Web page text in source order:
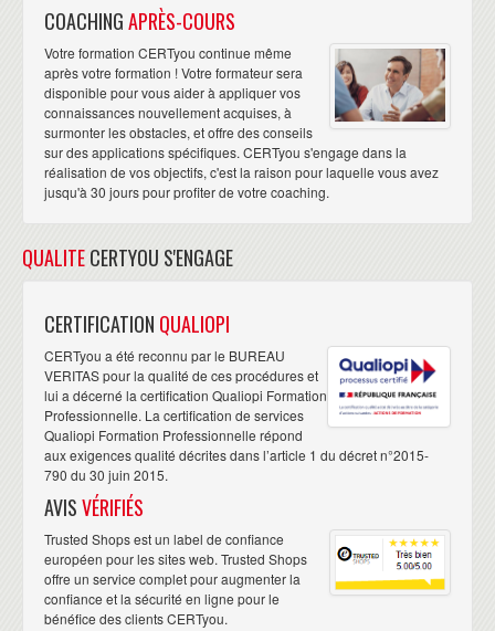
COACHINGAPRÈS-COURS
Votre formation CERTyou continue même
après votre formation ! Votre formateur sera
disponible pour vous aider à appliquer vos
connaissances nouvellement acquises, à
surmonter les obstacles, et offre des conseils
sur des applications spécifiques. CERTyou s'engage dans la
réalisation de vos objectifs, c'est la raison pour laquelle vous avez
jusqu'à 30 jours pour profiter de votre coaching.
QUALITECERTYOU S'ENGAGE
CERTIFICATION QUALIOPI
CERTyou a été reconnu par le BUREAU
VERITAS pour la qualité de ces procédures et
lui a décerné la certification Qualiopi Formation
Professionnelle. La certification de services
Qualiopi Formation Professionnelle répond
aux exigences qualité décrites dans l’article 1 du décret n°2015-
790 du 30 juin 2015.
AVISVÉRIFIÉS
Trusted Shops est un label de confiance
européen pour les sites web. Trusted Shops
offre un service complet pour augmenter la
confiance et la sécurité en ligne pour le
bénéfice des clients CERTyou.